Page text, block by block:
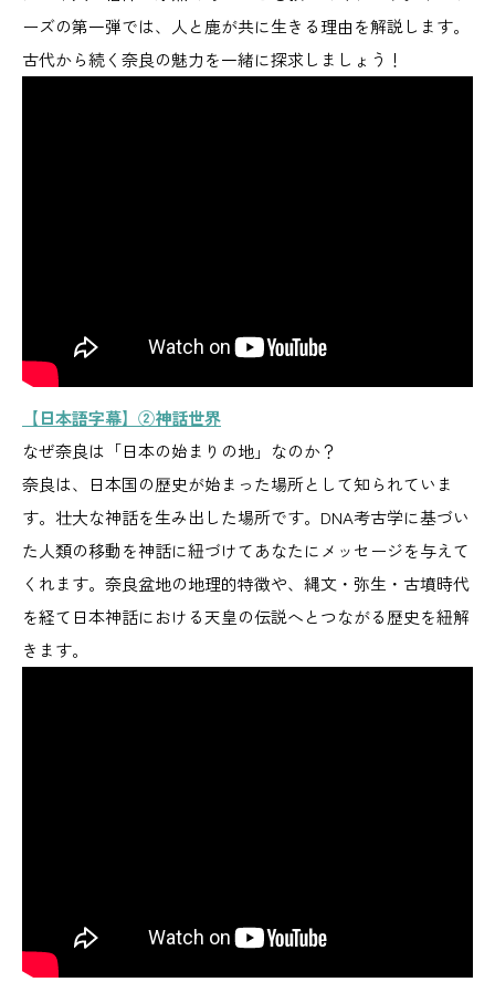
ーズの第一弾では、人と鹿が共に生きる理由を解説します。
古代から続く奈良の魅力を一緒に探求しましょう！
【日本語字幕】②神話世界
なぜ奈良は「日本の始まりの地」なのか？
奈良は、日本国の歴史が始まった場所として知られていま
す。壮大な神話を生み出した場所です。DNA考古学に基づい
た人類の移動を神話に紐づけてあなたにメッセージを与えて
くれます。奈良盆地の地理的特徴や、縄文・弥生・古墳時代
を経て日本神話における天皇の伝説へとつながる歴史を紐解
きます。